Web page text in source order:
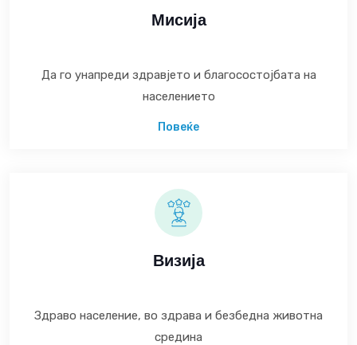
Мисија
Да го унапреди здравјето и благосостојбата на
населението
Повеќе
Визија
Здраво население, во здрава и безбедна животна
средина